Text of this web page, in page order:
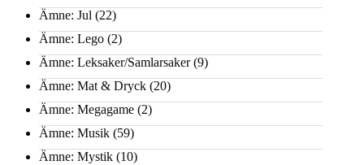
Ämne: Jul (22)
Ämne: Lego (2)
Ämne: Leksaker/Samlarsaker(9)
Ämne: Mat & Dryck (20)
Ämne: Megagame (2)
Ämne: Musik (59)
Ämne: Mystik (10)